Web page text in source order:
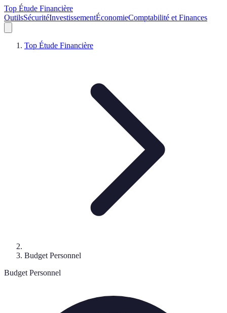
Top Étude Financière
OutilsSécuritéInvestissementÉconomieComptabilité et Finances
Top Étude Financière
Budget Personnel
Budget Personnel